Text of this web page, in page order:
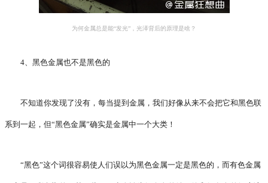
为何金属总是能“发光”，光泽背后的原理是啥？
4、黑色金属也不是黑色的
不知道你发现了没有，每当提到金属，我们好像从来不会把它和黑色联
系到一起，但“黑色金属”确实是金属中一个大类！
“黑色”这个词很容易使人们误以为黑色金属一定是黑色的，而有色金属